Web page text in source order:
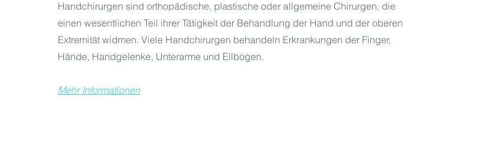
Handchirurgen sind orthopädische, plastische oder allgemeine Chirurgen, die
einen wesentlichen Teil ihrer Tätigkeit der Behandlung der Hand und der oberen
Extremität widmen. Viele Handchirurgen behandeln Erkrankungen der Finger,
Hände, Handgelenke, Unterarme und Ellbogen.
Mehr Informationen